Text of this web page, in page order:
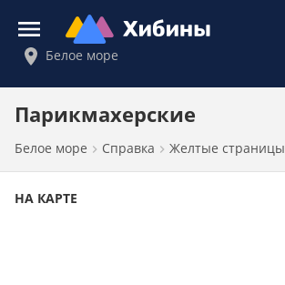
Войти
Новости
Афиша
Объявления
Белое море
Парикмахерские
Белое море Справка Желтые страницы
НА КАРТЕ